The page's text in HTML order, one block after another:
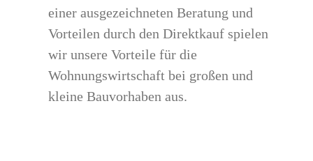
einer ausgezeichneten Beratung und
Vorteilen durch den Direktkauf spielen
wir unsere Vorteile für die
Wohnungswirtschaft bei großen und
kleine Bauvorhaben aus.